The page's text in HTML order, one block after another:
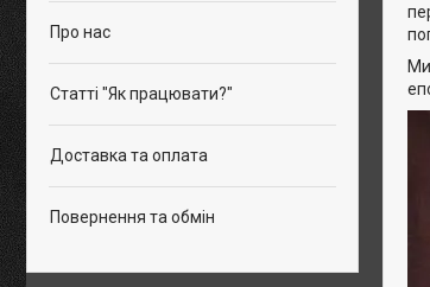
Про нас
Статті "Як працювати?"
Доставка та оплата
Повернення та обмін